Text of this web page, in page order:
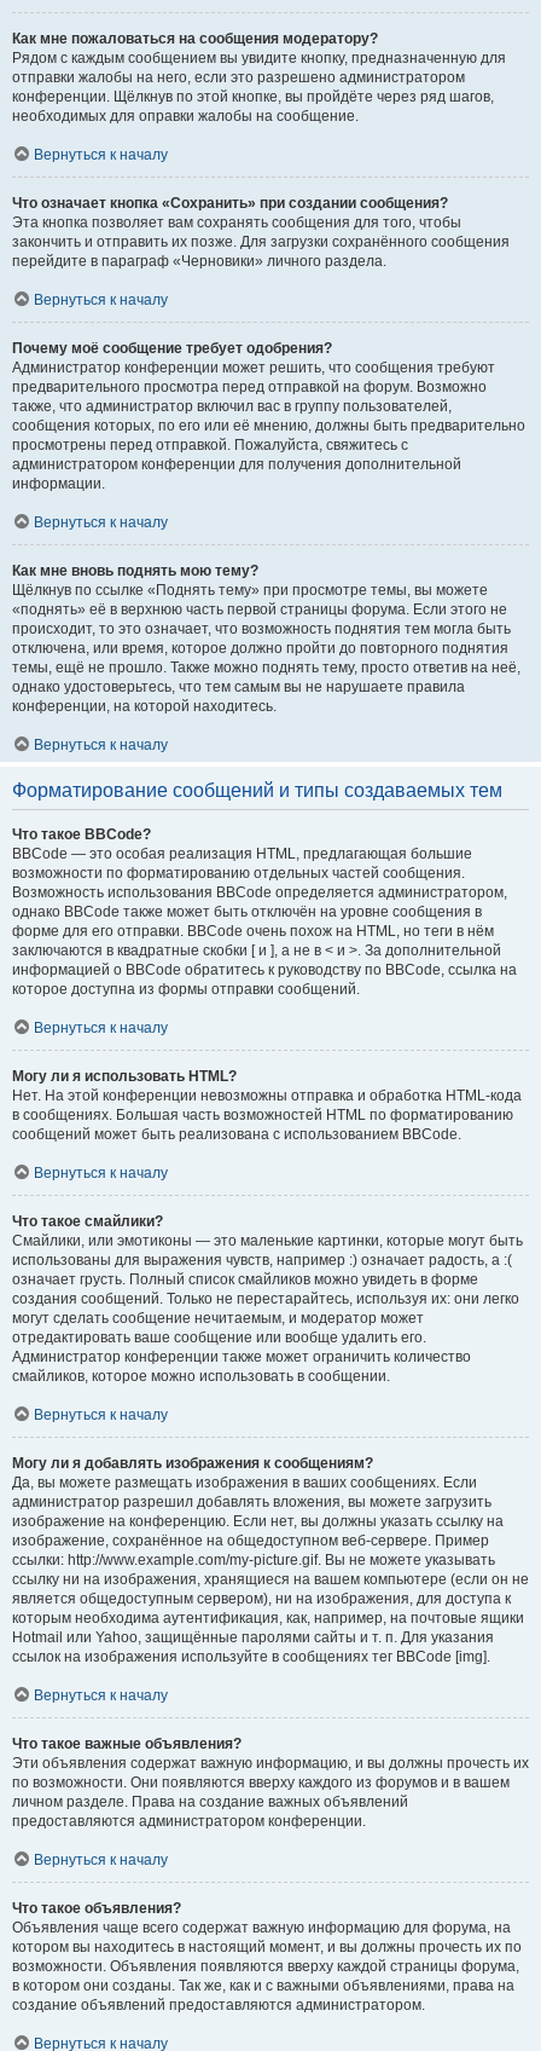
Как мне пожаловаться на сообщения модератору?
Рядом с каждым сообщением вы увидите кнопку, предназначенную для
отправки жалобы на него, если это разрешено администратором
конференции. Щёлкнув по этой кнопке, вы пройдёте через ряд шагов,
необходимых для оправки жалобы на сообщение.
Вернуться к началу
Что означает кнопка «Сохранить» при создании сообщения?
Эта кнопка позволяет вам сохранять сообщения для того, чтобы
закончить и отправить их позже. Для загрузки сохранённого сообщения
перейдите в параграф «Черновики» личного раздела.
Вернуться к началу
Почему моё сообщение требует одобрения?
Администратор конференции может решить, что сообщения требуют
предварительного просмотра перед отправкой на форум. Возможно
также, что администратор включил вас в группу пользователей,
сообщения которых, по его или её мнению, должны быть предварительно
просмотрены перед отправкой. Пожалуйста, свяжитесь с
администратором конференции для получения дополнительной
информации.
Вернуться к началу
Как мне вновь поднять мою тему?
Щёлкнув по ссылке «Поднять тему» при просмотре темы, вы можете
«поднять» её в верхнюю часть первой страницы форума. Если этого не
происходит, то это означает, что возможность поднятия тем могла быть
отключена, или время, которое должно пройти до повторного поднятия
темы, ещё не прошло. Также можно поднять тему, просто ответив на неё,
однако удостоверьтесь, что тем самым вы не нарушаете правила
конференции, на которой находитесь.
Вернуться к началу
Форматирование сообщений и типы создаваемых тем
Что такое BBCode?
BBCode — это особая реализация HTML, предлагающая большие
возможности по форматированию отдельных частей сообщения.
Возможность использования BBCode определяется администратором,
однако BBCode также может быть отключён на уровне сообщения в
форме для его отправки. BBCode очень похож на HTML, но теги в нём
заключаются в квадратные скобки [ и ], а не в < и >. За дополнительной
информацией о BBCode обратитесь к руководству по BBCode, ссылка на
которое доступна из формы отправки сообщений.
Вернуться к началу
Могу ли я использовать HTML?
Нет. На этой конференции невозможны отправка и обработка HTML-кода
в сообщениях. Большая часть возможностей HTML по форматированию
сообщений может быть реализована с использованием BBCode.
Вернуться к началу
Что такое смайлики?
Смайлики, или эмотиконы — это маленькие картинки, которые могут быть
использованы для выражения чувств, например :) означает радость, а :(
означает грусть. Полный список смайликов можно увидеть в форме
создания сообщений. Только не перестарайтесь, используя их: они легко
могут сделать сообщение нечитаемым, и модератор может
отредактировать ваше сообщение или вообще удалить его.
Администратор конференции также может ограничить количество
смайликов, которое можно использовать в сообщении.
Вернуться к началу
Могу ли я добавлять изображения к сообщениям?
Да, вы можете размещать изображения в ваших сообщениях. Если
администратор разрешил добавлять вложения, вы можете загрузить
изображение на конференцию. Если нет, вы должны указать ссылку на
изображение, сохранённое на общедоступном веб-сервере. Пример
ссылки: http://www.example.com/my-picture.gif. Вы не можете указывать
ссылку ни на изображения, хранящиеся на вашем компьютере (если он не
является общедоступным сервером), ни на изображения, для доступа к
которым необходима аутентификация, как, например, на почтовые ящики
Hotmail или Yahoo, защищённые паролями сайты и т. п. Для указания
ссылок на изображения используйте в сообщениях тег BBCode [img].
Вернуться к началу
Что такое важные объявления?
Эти объявления содержат важную информацию, и вы должны прочесть их
по возможности. Они появляются вверху каждого из форумов и в вашем
личном разделе. Права на создание важных объявлений
предоставляются администратором конференции.
Вернуться к началу
Что такое объявления?
Объявления чаще всего содержат важную информацию для форума, на
котором вы находитесь в настоящий момент, и вы должны прочесть их по
возможности. Объявления появляются вверху каждой страницы форума,
в котором они созданы. Так же, как и с важными объявлениями, права на
создание объявлений предоставляются администратором.
Вернуться к началу